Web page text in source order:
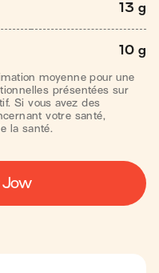
13 g
10 g
moyenne pour une
présentées sur
Si vous avez des
votre santé,
la santé.
Jow